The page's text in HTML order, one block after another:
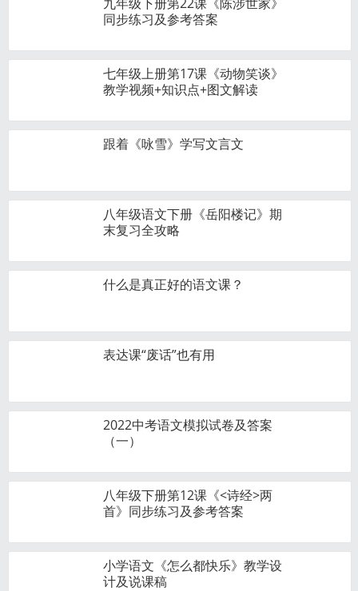
同步练习及参考答案
七年级上册第17课《动物笑谈》
教学视频+知识点+图文解读
跟着《咏雪》学写文言文
八年级语文下册《岳阳楼记》期
末复习全攻略
什么是真正好的语文课？
表达课“废话”也有用
2022中考语文模拟试卷及答案
（一）
八年级下册第12课《<诗经>两
首》同步练习及参考答案
小学语文《怎么都快乐》教学设
计及说课稿